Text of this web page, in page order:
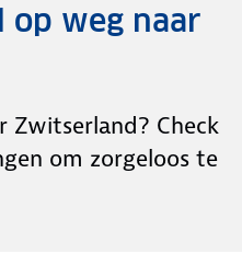
op weg naar
Zwitserland? Check
om zorgeloos te